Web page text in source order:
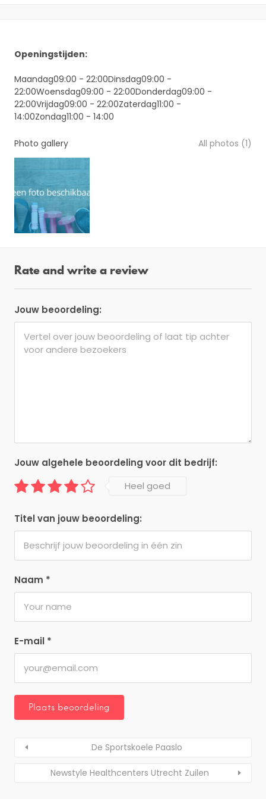
Openingstijden:
Maandag09:00 - 22:00Dinsdag09:00 -
22:00Woensdag09:00 - 22:00Donderdag09:00 -
22:00Vrijdag09:00 - 22:00Zaterdag11:00 -
14:00Zondag11:00 - 14:00
Photo gallery All photos (1)
Rate and write a review
Jouw beoordeling:
Naam *
E-mail *
Jouw algehele beoordeling voor dit bedrijf:
Heel goed
Titel van jouw beoordeling:
De Sportskoele Paaslo
Newstyle Healthcenters Utrecht Zuilen